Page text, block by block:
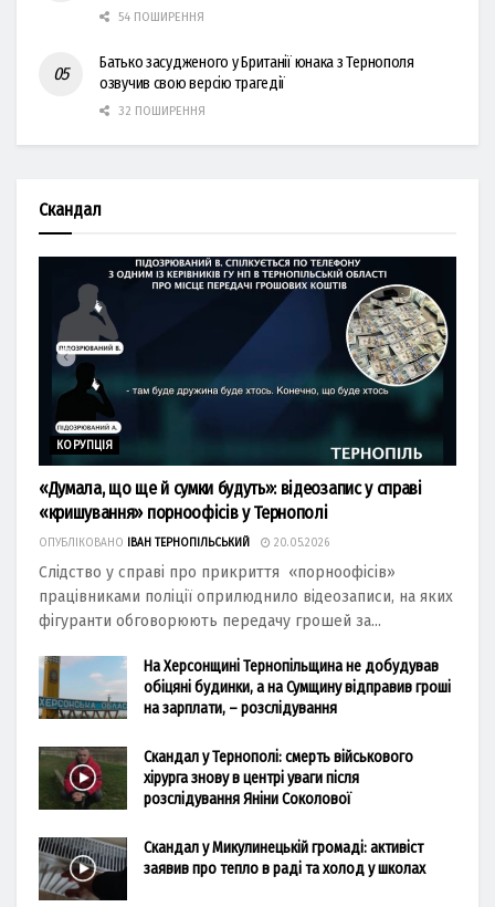
54 ПОШИРЕННЯ
Батько засудженого у Британії юнака з Тернополя
озвучив свою версію трагедії
32 ПОШИРЕННЯ
Скандал
КОРУПЦІЯ
«Думала, що ще й сумки будуть»: відеозапис у справі
«кришування» порноофісів у Тернополі
ОПУБЛІКОВАНО ІВАН ТЕРНОПІЛЬСЬКИЙ 20.05.2026
Слідство у справі про прикриття «порноофісів»
працівниками поліції оприлюднило відеозаписи, на яких
фігуранти обговорюють передачу грошей за...
На Херсонщині Тернопільщина не добудував
обіцяні будинки, а на Сумщину відправив гроші
на зарплати, – розслідування
Скандал у Тернополі: смерть військового
хірурга знову в центрі уваги після
розслідування Яніни Соколової
Скандал у Микулинецькій громаді: активіст
заявив про тепло в раді та холод у школах